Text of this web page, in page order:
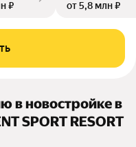
₽
от 5,8 млн ₽
в новостройке в
SPORT RESORT